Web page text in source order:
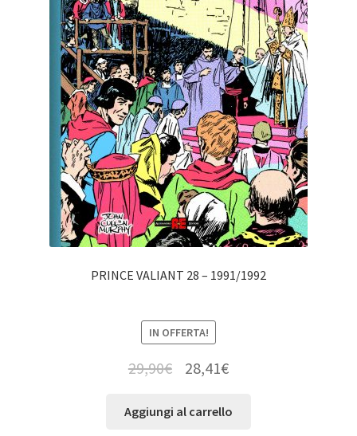
PRINCE VALIANT 28 – 1991/1992
IN OFFERTA!
29,90€ 28,41€
Aggiungi al carrello